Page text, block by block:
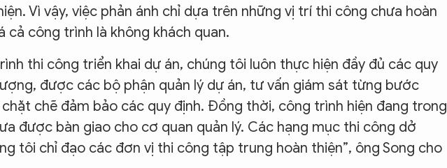
Vì vậy, việc phản ánh chỉ dựa trên những vị trí thi công chưa hoàn
cả công trình là không khách quan.
thi công triển khai dự án, chúng tôi luôn thực hiện đầy đủ các quy
được các bộ phận quản lý dự án, tư vấn giám sát từng bước
chẽ đảm bảo các quy định. Đồng thời, công trình hiện đang trong
được bàn giao cho cơ quan quản lý. Các hạng mục thi công dở
tôi chỉ đạo các đơn vị thi công tập trung hoàn thiện”, ông Song cho